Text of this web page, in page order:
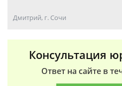
Дмитрий, г. Сочи
Консультация
Ответ на сайте в